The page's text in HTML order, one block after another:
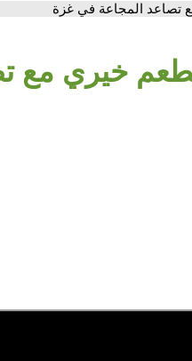
المجاعة في غزة
خيري مع